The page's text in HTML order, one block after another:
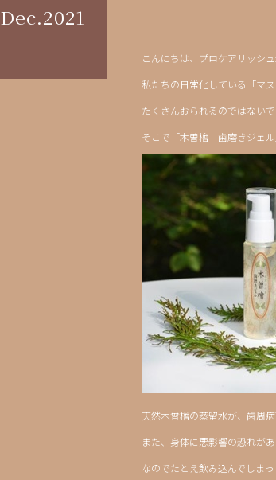
Dec.2021
こんにちは、プロケアリッシ
私たちの日常化している「マ
たくさんおられるのではない
そこで「木曽檜 歯磨きジェル
天然木曾檜の蒸留水が、歯周
また、身体に悪影響の恐れが
なのでたとえ飲み込んでしま